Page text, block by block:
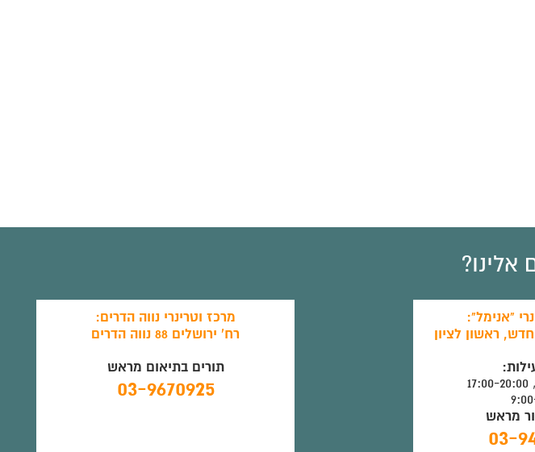
אלינו?
"אנימל":
מראש
03-
מרכז וטרינרי נווה הדרים:
רח' ירושלים 88 נווה הדרים
תורים בתיאום מראש
03-9670925